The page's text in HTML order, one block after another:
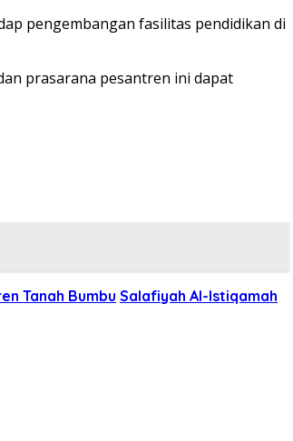
pengembangan fasilitas pendidikan di
prasarana pesantren ini dapat
Tanah Bumbu Salafiyah Al-Istiqamah